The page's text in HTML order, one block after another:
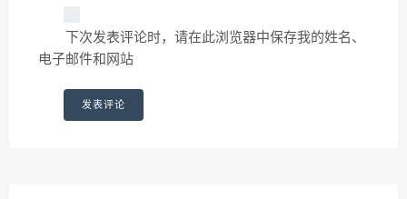
下次发表评论时，请在此浏览器中保存我的姓名、
电子邮件和网站